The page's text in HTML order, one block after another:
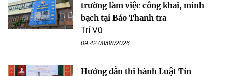
trường làm việc công khai, minh
bạch tại Báo Thanh tra
Trí Vũ
09:42 08/08/2026
Hướng dẫn thi hành Luật Tín